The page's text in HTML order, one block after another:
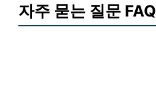
자주 묻는 질문 FAQ